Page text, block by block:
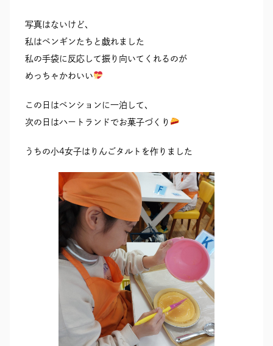
写真はないけど、
私はペンギンたちと戯れました
私の手袋に反応して振り向いてくれるのが
めっちゃかわいい
この日はペンションに一泊して、
次の日はハートランドでお菓子づくり
うちの小4女子はりんごタルトを作りました